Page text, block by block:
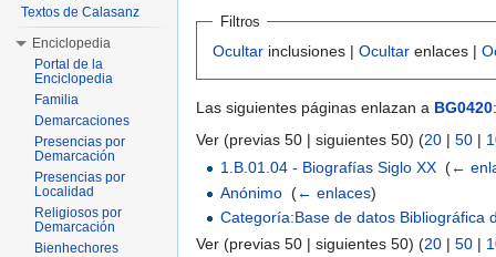
Filtros
Ocultar inclusiones | Ocultar enlaces |
Las siguientes páginas enlazan a BG0420:
Ver (previas 50 | siguientes 50) (20 | 50 |
1.B.01.04 - Biografías Siglo XX (←
Anónimo (← enlaces)
Categoría:Base de datos Bibliográfica
Ver (previas 50 | siguientes 50) (20 | 50 |
Textos de Calasanz
Enciclopedia
Portal de la
Enciclopedia
Familia
Demarcaciones
Presencias por
Demarcación
Presencias por
Localidad
Religiosos por
Demarcación
Bienhechores